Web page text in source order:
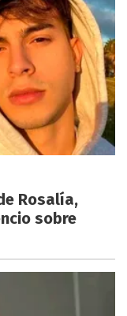
Rosalía,
sobre